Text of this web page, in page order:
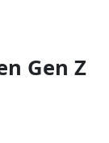
Gen Z